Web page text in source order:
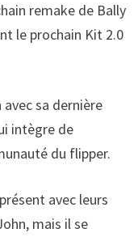
remake de Bally
le prochain Kit 2.0
sa dernière
intègre de
du flipper.
avec leurs
mais il se